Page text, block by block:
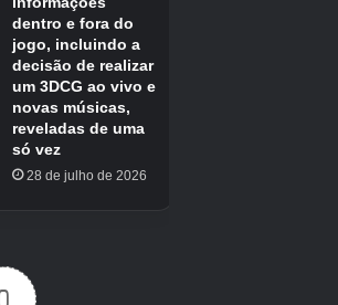
Eurogamer/Capcom
Solo (Um)
quando você vai para o
elevador e depois ao longo